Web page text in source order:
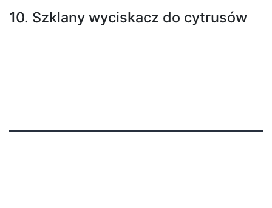
10. Szklany wyciskacz do cytrusów